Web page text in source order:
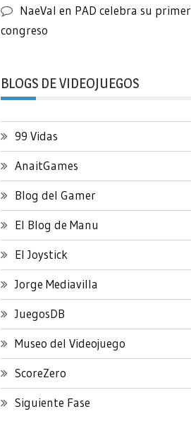
NaeVal en PAD celebra su primer
congreso
BLOGS DE VIDEOJUEGOS
99 Vidas
AnaitGames
Blog del Gamer
El Blog de Manu
El Joystick
Jorge Mediavilla
JuegosDB
Museo del Videojuego
ScoreZero
Siguiente Fase